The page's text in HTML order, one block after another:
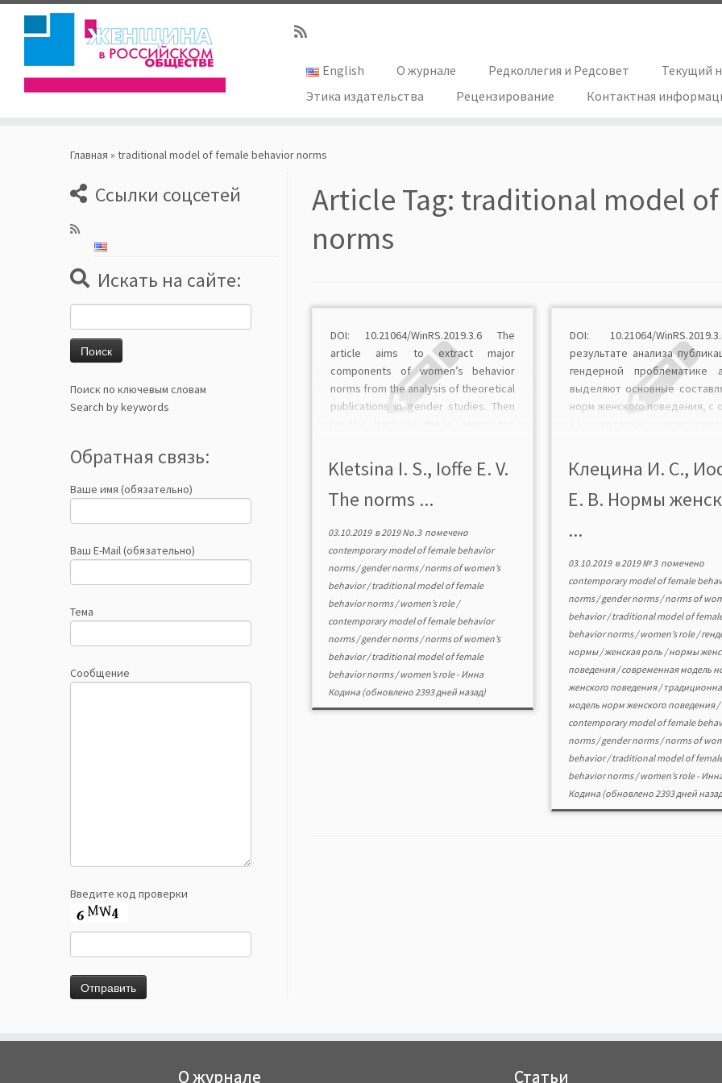
English О журнале Редколлегия и Редсовет Текущий
Этика издательства
Рецензирование Контактная
Главная » traditional model of female behavior norms
Ссылки соцсетей
Искать на сайте:
Поиск по ключевым словам
Search by keywords
Обратная связь:
Ваше имя (обязательно)
Ваш E-Mail (обязательно)
Тема
Сообщение
Введите код проверки
Article Tag: traditional model
norms
DOI: 10.21064/WinRS.2019.3.6 The
article aims to extract major
components of women’s behavior
norms from the analysis of theoretical
publications in gender studies. Then
normative model of female behavior
and a contemporary model. The
analysis of publications in gender
Kletsina I. S., Ioffe E. V.
The norms ...
03.10.2019в2019 No.3 помечено
contemporary model of female behavior
norms/gender norms/norms of women’s
behavior/traditional model of female
behavior norms/women’s role/
contemporary model of female behavior
norms/gender norms/norms of women’s
behavior/traditional model of female
behavior norms/women’s role- Инна
Кодина(обновлено 2393 дней назад)
DOI: 10.21064/
результате анализа
гендерной проблематике
выделяют основные
норм женского поведения, с
нормативной модели
женского поведения и
модели. Нормативные
относительно ролевого
замужеству и материнству,
поведения женщин […]
Клецина И. С.,
Е. В. Нормы
...
03.10.2019в2019 № 3 помечено
contemporary model of female
norms/gender norms/norms of
behavior/traditional model of
behavior norms/women’s role/
нормы/женская роль /нормы
поведения/современная модель
женского поведения/
модель норм женского поведения/
contemporary model of female
norms/gender norms/norms of
behavior/traditional model of
behavior norms/women’s role-
Кодина(обновлено 2393 дней
О журнале Статьи